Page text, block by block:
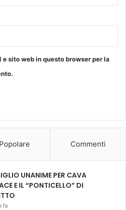
sito web in questo browser per la
Popolare Commenti
UNANIME PER CAVA
E IL “PONTICELLO” DI
fa